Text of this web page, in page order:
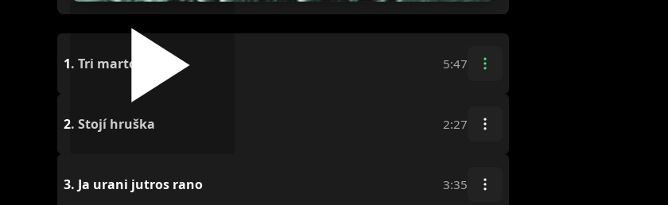
1. Tri martolod 5:47
2. Stojí hruška 2:27
3. Ja urani jutros rano 3:35